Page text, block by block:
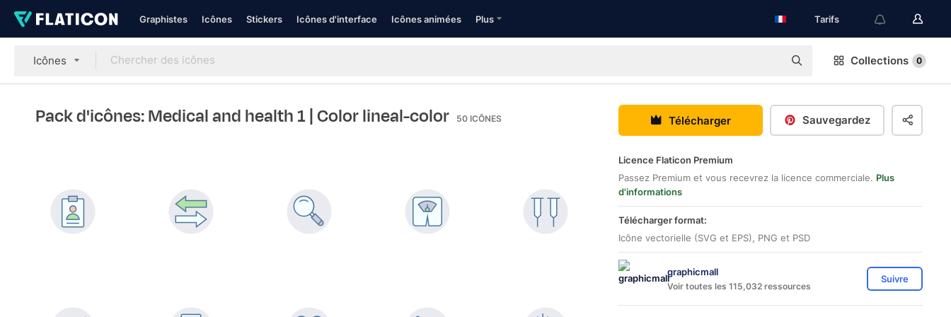
Graphistes Icônes Stickers Icônes d'interface Icônes animées Plus Tarifs
Icônes Collections 0
Pack d'icônes: Medical and health 1 | Color lineal-color 50 ICÔNES Télécharger Sauvegardez
Licence Flaticon Premium
Passez Premium et vous recevrez la licence commerciale. Plus
d'informations
Télécharger format:
Icône vectorielle (SVG et EPS), PNG et PSD
graphicmall
Voir toutes les 115,032 ressources
Suivre